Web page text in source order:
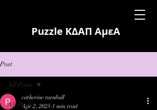
Puzzle ΚΔΑΠ ΑμεΑ
Post
All Posts
All Posts
catherine turnbull
Apr 2, 2025 1 min read